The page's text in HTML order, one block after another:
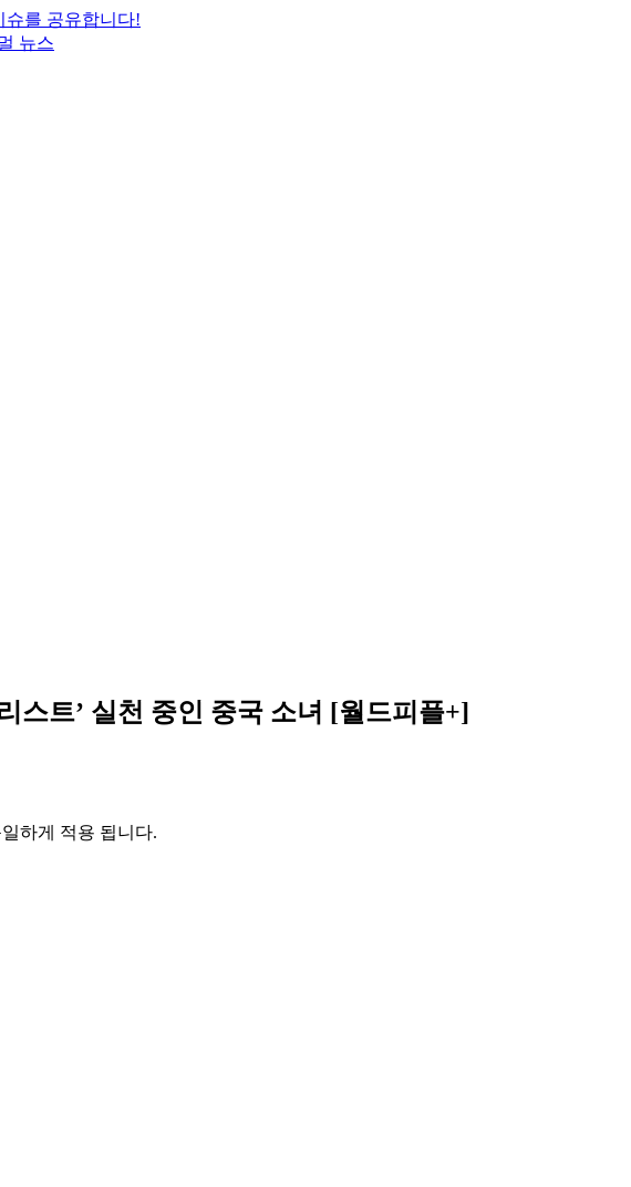
슈를 공유합니다!
뉴스
스트’ 실천 중인 중국 소녀 [월드피플+]
하게 적용 됩니다.